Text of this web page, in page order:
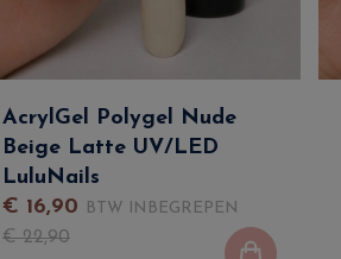
AcrylGel Polygel Nude
Beige Latte UV/LED
LuluNails
€ 16,90 BTW INBEGREPEN
€22,90